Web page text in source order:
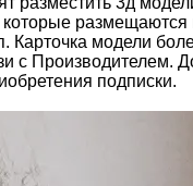
размещаются
Карточка модели
с Производителем.
подписки.